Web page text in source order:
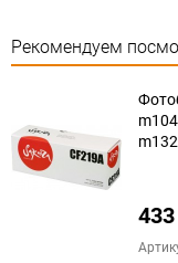
Рекомендуем
m104a, m104w, m132a,
433